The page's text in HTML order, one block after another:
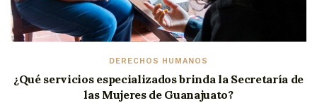
DERECHOS HUMANOS
¿Qué servicios especializados brinda la Secretaría de
las Mujeres de Guanajuato?